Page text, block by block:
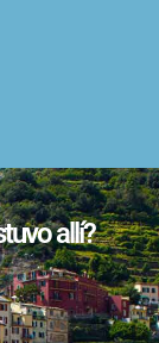
allí?